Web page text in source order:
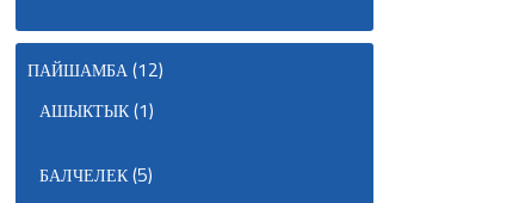
ПАЙШАМБА(12)
АШЫКТЫК(1)
БАЛЧЕЛЕК(5)